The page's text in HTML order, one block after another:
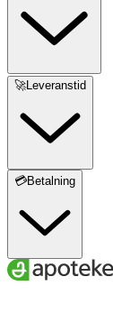
🚀Leveranstid
💳Betalning